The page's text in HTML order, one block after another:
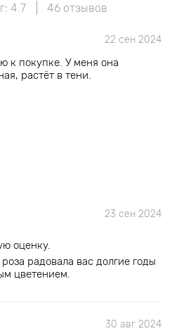
4.7 46 отзывов
22 сен 2024
к покупке. У меня она
растёт в тени.
23 сен 2024
оценку.
радовала вас долгие годы
цветением.
30 авг 2024